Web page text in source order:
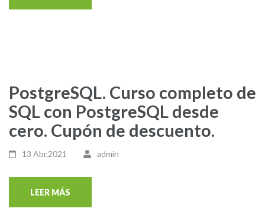
PostgreSQL. Curso completo de
SQL con PostgreSQL desde
cero. Cupón de descuento.
13 Abr,2021 admin
LEER MÁS